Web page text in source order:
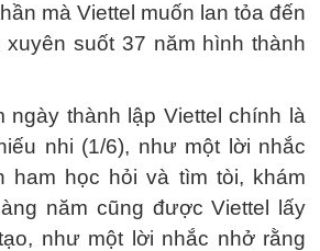
mà Viettel muốn lan tỏa đến
xuyên suốt 37 năm hình thành
ngày thành lập Viettel chính là
nhi (1/6), như một lời nhắc
ham học hỏi và tìm tòi, khám
năm cũng được Viettel lấy
như một lời nhắc nhở rằng